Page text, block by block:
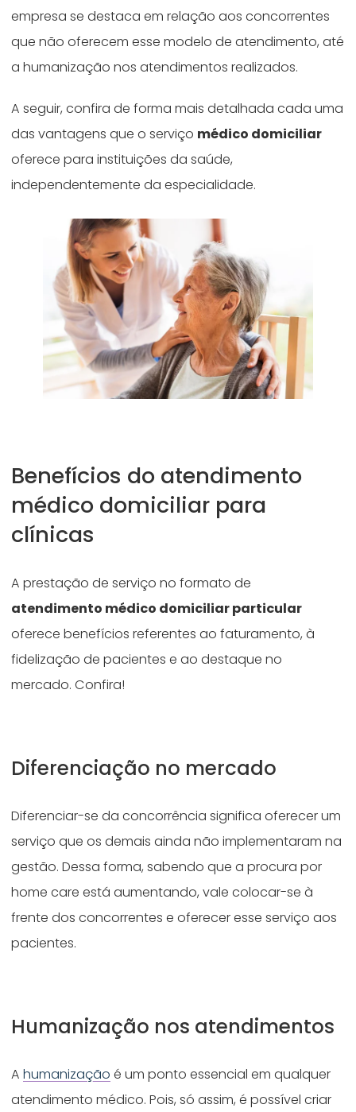
empresa se destaca em relação aos concorrentes
que não oferecem esse modelo de atendimento, até
a humanização nos atendimentos realizados.
A seguir, confira de forma mais detalhada cada uma
das vantagens que o serviço médico domiciliar
oferece para instituições da saúde,
independentemente da especialidade.
Benefícios do atendimento
médico domiciliar para
clínicas
A prestação de serviço no formato de
atendimento médico domiciliar particular
oferece benefícios referentes ao faturamento, à
fidelização de pacientes e ao destaque no
mercado. Confira!
Diferenciação no mercado
Diferenciar-se da concorrência significa oferecer um
serviço que os demais ainda não implementaram na
gestão. Dessa forma, sabendo que a procura por
home care está aumentando, vale colocar-se à
frente dos concorrentes e oferecer esse serviço aos
pacientes.
Humanização nos atendimentos
Ahumanização é um ponto essencial em qualquer
atendimento médico. Pois, só assim, é possível criar